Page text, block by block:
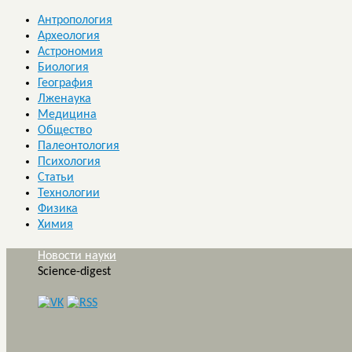
Антропология
Археология
Астрономия
Биология
География
Лженаука
Медицина
Общество
Палеонтология
Психология
Статьи
Технологии
Физика
Химия
Новости науки
Science-digest